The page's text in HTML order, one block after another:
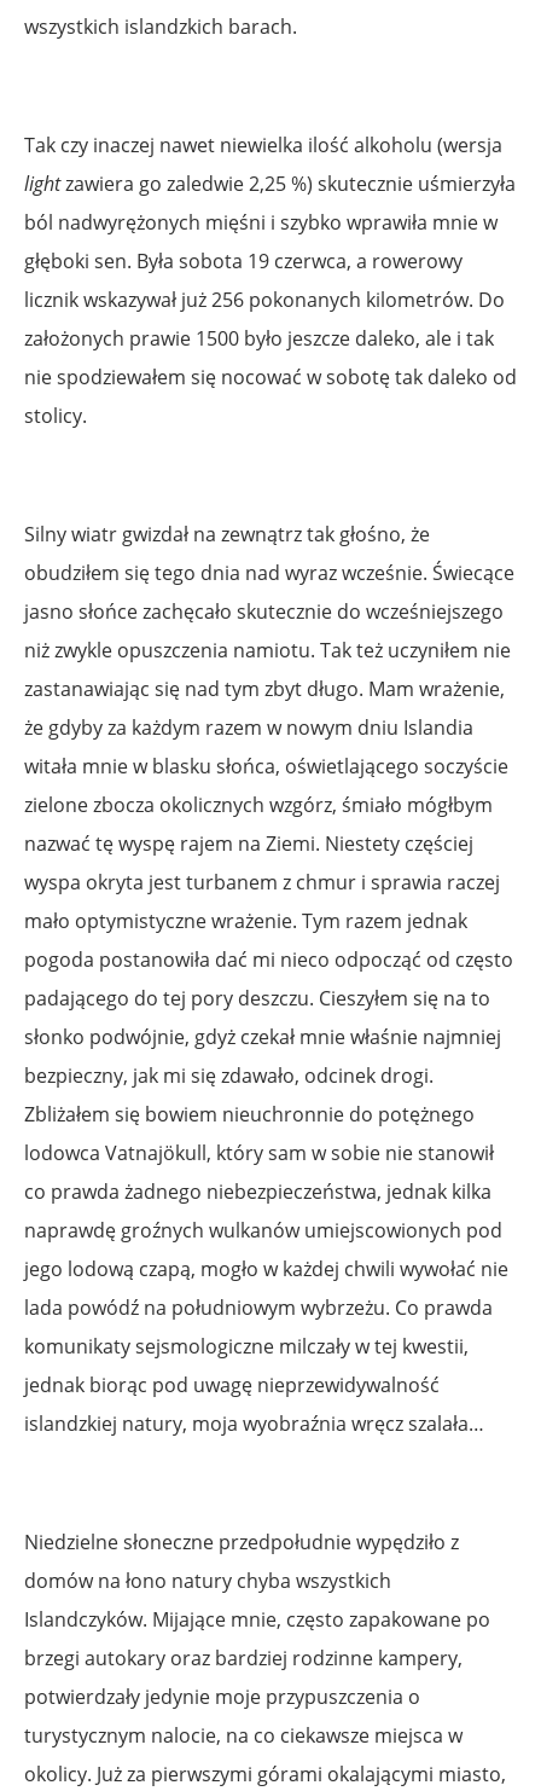
wszystkich islandzkich barach.
Tak czy inaczej nawet niewielka ilość alkoholu (wersja
lightzawiera go zaledwie 2,25 %) skutecznie uśmierzyła
ból nadwyrężonych mięśni i szybko wprawiła mnie w
głęboki sen. Była sobota 19 czerwca, a rowerowy
licznik wskazywał już 256 pokonanych kilometrów. Do
założonych prawie 1500 było jeszcze daleko, ale i tak
nie spodziewałem się nocować w sobotę tak daleko od
stolicy.
Silny wiatr gwizdał na zewnątrz tak głośno, że
obudziłem się tego dnia nad wyraz wcześnie. Świecące
jasno słońce zachęcało skutecznie do wcześniejszego
niż zwykle opuszczenia namiotu. Tak też uczyniłem nie
zastanawiając się nad tym zbyt długo. Mam wrażenie,
że gdyby za każdym razem w nowym dniu Islandia
witała mnie w blasku słońca, oświetlającego soczyście
zielone zbocza okolicznych wzgórz, śmiało mógłbym
nazwać tę wyspę rajem na Ziemi. Niestety częściej
wyspa okryta jest turbanem z chmur i sprawia raczej
mało optymistyczne wrażenie. Tym razem jednak
pogoda postanowiła dać mi nieco odpocząć od często
padającego do tej pory deszczu. Cieszyłem się na to
słonko podwójnie, gdyż czekał mnie właśnie najmniej
bezpieczny, jak mi się zdawało, odcinek drogi.
Zbliżałem się bowiem nieuchronnie do potężnego
lodowca Vatnajökull, który sam w sobie nie stanowił
co prawda żadnego niebezpieczeństwa, jednak kilka
naprawdę groźnych wulkanów umiejscowionych pod
jego lodową czapą, mogło w każdej chwili wywołać nie
lada powódź na południowym wybrzeżu. Co prawda
komunikaty sejsmologiczne milczały w tej kwestii,
jednak biorąc pod uwagę nieprzewidywalność
islandzkiej natury, moja wyobraźnia wręcz szalała…
Niedzielne słoneczne przedpołudnie wypędziło z
domów na łono natury chyba wszystkich
Islandczyków. Mijające mnie, często zapakowane po
brzegi autokary oraz bardziej rodzinne kampery,
potwierdzały jedynie moje przypuszczenia o
turystycznym nalocie, na co ciekawsze miejsca w
okolicy. Już za pierwszymi górami okalającymi miasto,